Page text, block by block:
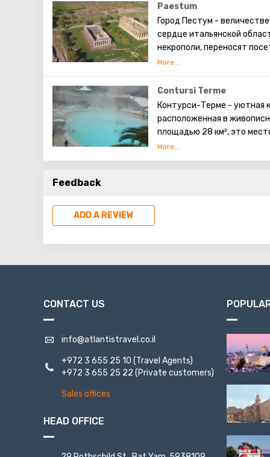
Paestum
Город Пестум -
сердце итальянской
некрополи, переносят
римских построек,
уникальной атмосферой и
Contursi Terme
Контурси-Терме - уютная
расположенная в
площадью 28 км², это
Почтовый индекс 84024, а
термальными источниками
Feedback
ADD A REVIEW
CONTACT US
info@atlantistravel.co.il
+972 3 655 25 10 (Travel Agents)
+972 3 655 25 22 (Private customers)
Sales offices
HEAD OFFICE